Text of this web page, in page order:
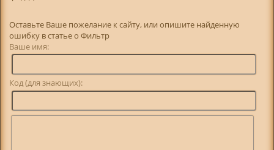
Оставьте Ваше пожелание к сайту, или опишите найденную
ошибку в статье о Фильтр
Ваше имя:
Код (для знающих):